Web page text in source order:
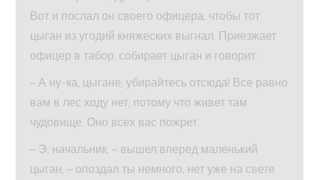
Вот и послал он своего офицера, чтобы тот
цыган из угодий княжеских выгнал. Приезжает
офицер в табор, собирает цыган и говорит:
– А ну-ка, цыгане, убирайтесь отсюда! Все равно
вам в лес ходу нет, потому что живет там
чудовище. Оно всех вас пожрет.
– Э, начальник, – вышел вперед маленький
цыган, – опоздал ты немного, нет уже на свете